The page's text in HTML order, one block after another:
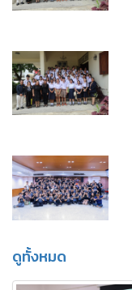
ดูทั้งหมด